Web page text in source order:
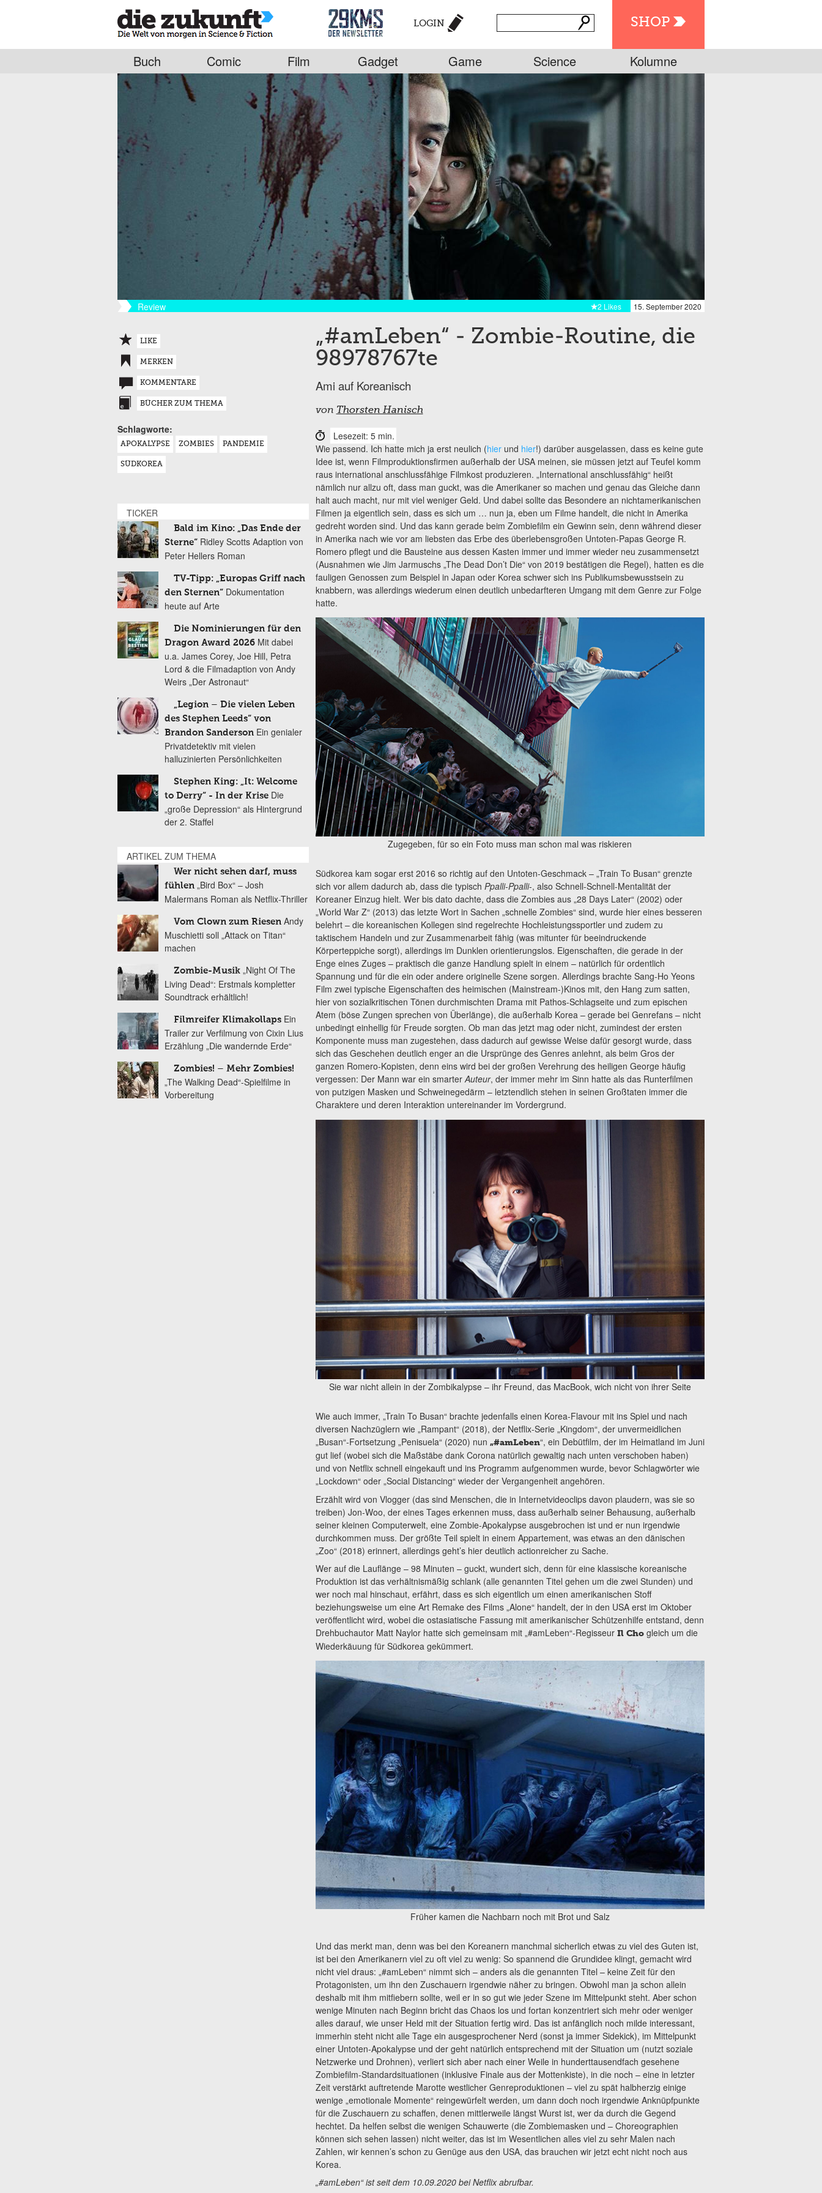
SHOP
LOGIN
Buch Comic Film Gadget Game Science Kolumne
Review 15. September 2020
2 Likes
„#amLeben“ - Zombie-Routine, die
98978767te
Ami auf Koreanisch
von Thorsten Hanisch
Lesezeit: 5 min.
Wie passend. Ich hatte mich ja erst neulich (hierund hier!) darüber ausgelassen, dass es keine gute
Idee ist, wenn Filmproduktionsfirmen außerhalb der USA meinen, sie müssen jetzt auf Teufel komm
raus international anschlussfähige Filmkost produzieren. „International anschlussfähig“ heißt
nämlich nur allzu oft, dass man guckt, was die Amerikaner so machen und genau das Gleiche dann
halt auch macht, nur mit viel weniger Geld. Und dabei sollte das Besondere an nichtamerikanischen
Filmen ja eigentlich sein, dass es sich um … nun ja, eben um Filme handelt, die nicht in Amerika
gedreht worden sind. Und das kann gerade beim Zombiefilm ein Gewinn sein, denn während dieser
in Amerika nach wie vor am liebsten das Erbe des überlebensgroßen Untoten-Papas George R.
Romero pflegt und die Bausteine aus dessen Kasten immer und immer wieder neu zusammensetzt
(Ausnahmen wie Jim Jarmuschs „The Dead Don’t Die“ von 2019 bestätigen die Regel), hatten es die
fauligen Genossen zum Beispiel in Japan oder Korea schwer sich ins Publikumsbewusstsein zu
knabbern, was allerdings wiederum einen deutlich unbedarfteren Umgang mit dem Genre zur Folge
hatte.
Zugegeben, für so ein Foto muss man schon mal was riskieren
Südkorea kam sogar erst 2016 so richtig auf den Untoten-Geschmack – „Train To Busan“ grenzte
sich vor allem dadurch ab, dass die typisch Ppalli-Ppalli-, also Schnell-Schnell-Mentalität der
Koreaner Einzug hielt. Wer bis dato dachte, dass die Zombies aus „28 Days Later“ (2002) oder
„World War Z“ (2013) das letzte Wort in Sachen „schnelle Zombies“ sind, wurde hier eines besseren
belehrt – die koreanischen Kollegen sind regelrechte Hochleistungssportler und zudem zu
taktischem Handeln und zur Zusammenarbeit fähig (was mitunter für beeindruckende
Körperteppiche sorgt), allerdings im Dunklen orientierungslos. Eigenschaften, die gerade in der
Enge eines Zuges – praktisch die ganze Handlung spielt in einem – natürlich für ordentlich
Spannung und für die ein oder andere originelle Szene sorgen. Allerdings brachte Sang-Ho Yeons
Film zwei typische Eigenschaften des heimischen (Mainstream-)Kinos mit, den Hang zum satten,
hier von sozialkritischen Tönen durchmischten Drama mit Pathos-Schlagseite und zum epischen
Atem (böse Zungen sprechen von Überlänge), die außerhalb Korea – gerade bei Genrefans – nicht
unbedingt einhellig für Freude sorgten. Ob man das jetzt mag oder nicht, zumindest der ersten
Komponente muss man zugestehen, dass dadurch auf gewisse Weise dafür gesorgt wurde, dass
sich das Geschehen deutlich enger an die Ursprünge des Genres anlehnt, als beim Gros der
ganzen Romero-Kopisten, denn eins wird bei der großen Verehrung des heiligen George häufig
vergessen: Der Mann war ein smarterAuteur, der immer mehr im Sinn hatte als das Runterfilmen
von putzigen Masken und Schweinegedärm – letztendlich stehen in seinen Großtaten immer die
Charaktere und deren Interaktion untereinander im Vordergrund.
Sie war nicht allein in der Zombikalypse – ihr Freund, das MacBook, wich nicht von ihrer Seite
Wie auch immer, „Train To Busan“ brachte jedenfalls einen Korea-Flavour mit ins Spiel und nach
diversen Nachzüglern wie „Rampant“ (2018), der Netflix-Serie „Kingdom“, der unvermeidlichen
„Busan“-Fortsetzung „Penisuela“ (2020) nun „#amLeben“, ein Debütfilm, der im Heimatland im Juni
gut lief (wobei sich die Maßstäbe dank Corona natürlich gewaltig nach unten verschoben haben)
und von Netflix schnell eingekauft und ins Programm aufgenommen wurde, bevor Schlagwörter wie
„Lockdown“ oder „Social Distancing“ wieder der Vergangenheit angehören.
Erzählt wird von Vlogger (das sind Menschen, die in Internetvideoclips davon plaudern, was sie so
treiben) Jon-Woo, der eines Tages erkennen muss, dass außerhalb seiner Behausung, außerhalb
seiner kleinen Computerwelt, eine Zombie-Apokalypse ausgebrochen ist und er nun irgendwie
durchkommen muss. Der größte Teil spielt in einem Appartement, was etwas an den dänischen
„Zoo“ (2018) erinnert, allerdings geht’s hier deutlich actionreicher zu Sache.
Wer auf die Lauflänge – 98 Minuten – guckt, wundert sich, denn für eine klassische koreanische
Produktion ist das verhältnismäßig schlank (alle genannten Titel gehen um die zwei Stunden) und
wer noch mal hinschaut, erfährt, dass es sich eigentlich um einen amerikanischen Stoff
beziehungsweise um eine Art Remake des Films „Alone“ handelt, der in den USA erst im Oktober
veröffentlicht wird, wobei die ostasiatische Fassung mit amerikanischer Schützenhilfe entstand, denn
Drehbuchautor Matt Naylor hatte sich gemeinsam mit „#amLeben“-Regisseur Il Chogleich um die
Wiederkäuung für Südkorea gekümmert.
Früher kamen die Nachbarn noch mit Brot und Salz
Und das merkt man, denn was bei den Koreanern manchmal sicherlich etwas zu viel des Guten ist,
ist bei den Amerikanern viel zu oft viel zu wenig: So spannend die Grundidee klingt, gemacht wird
nicht viel draus: „#amLeben“ nimmt sich – anders als die genannten Titel – keine Zeit für den
Protagonisten, um ihn den Zuschauern irgendwie näher zu bringen. Obwohl man ja schon allein
deshalb mit ihm mitfiebern sollte, weil er in so gut wie jeder Szene im Mittelpunkt steht. Aber schon
wenige Minuten nach Beginn bricht das Chaos los und fortan konzentriert sich mehr oder weniger
alles darauf, wie unser Held mit der Situation fertig wird. Das ist anfänglich noch milde interessant,
immerhin steht nicht alle Tage ein ausgesprochener Nerd (sonst ja immer Sidekick), im Mittelpunkt
einer Untoten-Apokalypse und der geht natürlich entsprechend mit der Situation um (nutzt soziale
Netzwerke und Drohnen), verliert sich aber nach einer Weile in hunderttausendfach gesehene
Zombiefilm-Standardsituationen (inklusive Finale aus der Mottenkiste), in die noch – eine in letzter
Zeit verstärkt auftretende Marotte westlicher Genreproduktionen – viel zu spät halbherzig einige
wenige „emotionale Momente“ reingewürfelt werden, um dann doch noch irgendwie Anknüpfpunkte
für die Zuschauern zu schaffen, denen mittlerweile längst Wurst ist, wer da durch die Gegend
hechtet. Da helfen selbst die wenigen Schauwerte (die Zombiemasken und – Choreographien
können sich sehen lassen) nicht weiter, das ist im Wesentlichen alles viel zu sehr Malen nach
Zahlen, wir kennen’s schon zu Genüge aus den USA, das brauchen wir jetzt echt nicht noch aus
Korea.
„#amLeben“ ist seit dem 10.09.2020 bei Netflix abrufbar.
LIKE
MERKEN
KOMMENTARE
BÜCHER ZUM THEMA
Schlagworte:
APOKALYPSE ZOMBIES PANDEMIE
SÜDKOREA
TICKER
Bald im Kino: „Das Ende der
Sterne“ Ridley Scotts Adaption von
Peter Hellers Roman
TV-Tipp: „Europas Griff nach
den Sternen“ Dokumentation
heute auf Arte
Die Nominierungen für den
Dragon Award 2026 Mit dabei
u.a. James Corey, Joe Hill, Petra
Lord & die Filmadaption von Andy
Weirs „Der Astronaut“
„Legion – Die vielen Leben
des Stephen Leeds“ von
Brandon Sanderson Ein genialer
Privatdetektiv mit vielen
halluzinierten Persönlichkeiten
Stephen King: „It: Welcome
to Derry“ - In der Krise Die
„große Depression“ als Hintergrund
der 2. Staffel
ARTIKEL ZUM THEMA
Wer nicht sehen darf, muss
fühlen „Bird Box“ – Josh
Malermans Roman als Netflix-Thriller
Vom Clown zum Riesen Andy
Muschietti soll „Attack on Titan“
machen
Zombie-Musik „Night Of The
Living Dead“: Erstmals kompletter
Soundtrack erhältlich!
Filmreifer Klimakollaps Ein
Trailer zur Verfilmung von Cixin Lius
Erzählung „Die wandernde Erde“
Zombies! – Mehr Zombies!
„The Walking Dead“-Spielfilme in
Vorbereitung